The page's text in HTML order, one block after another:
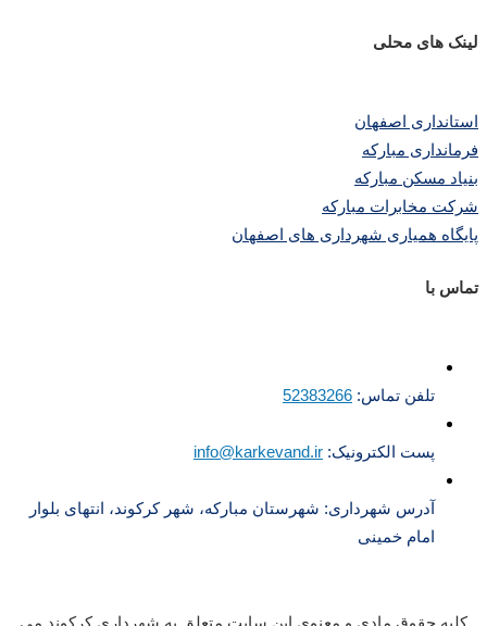
لینک های محلی
استانداری اصفهان
فرمانداری مبارکه
بنیاد مسکن مبارکه
شرکت مخابرات مبارکه
پایگاه همیاری شهرداری های اصفهان
تماس با
تلفن تماس: 52383266
پست الکترونیک: info@karkevand.ir
آدرس شهرداری: شهرستان مبارکه، شهر کرکوند، انتهای بلوار
امام خمینی
کلیه حقوق مادی و معنوی این سایت متعلق به شهرداری کرکوند می